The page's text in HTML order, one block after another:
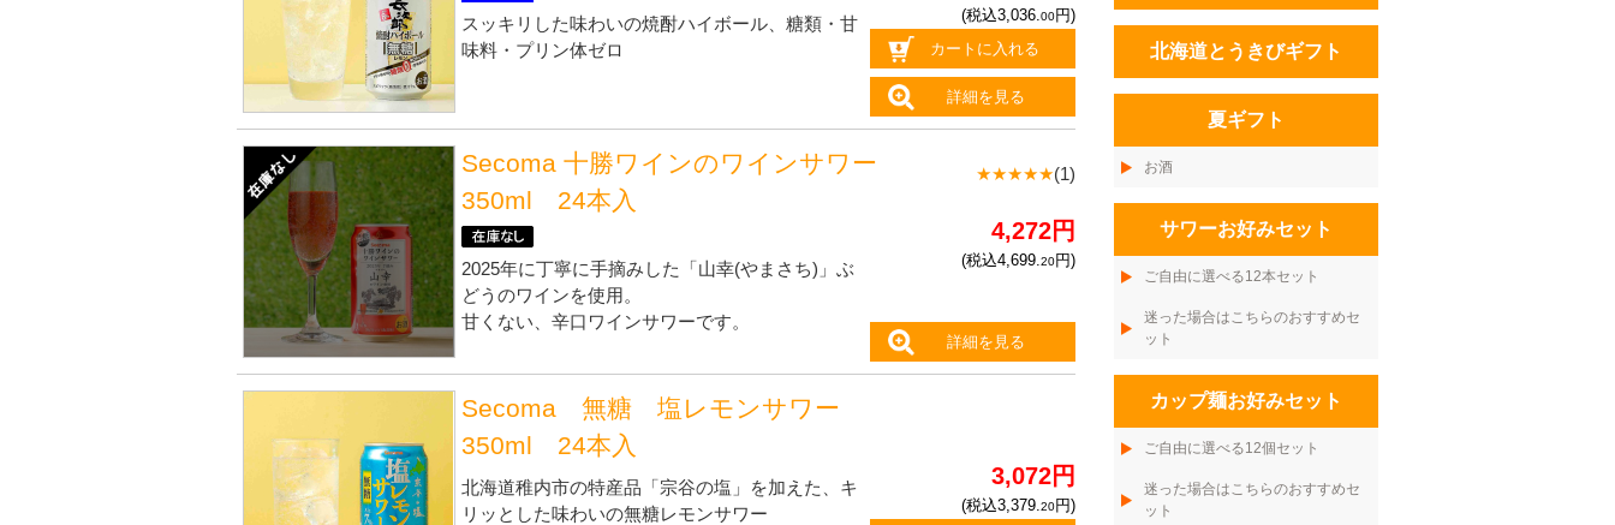
スッキリした味わいの焼酎ハイボール、糖類・甘
味料・プリン体ゼロ
(税込3,036. 00円)
カートに入れる
詳細を見る
Secoma 十勝ワインのワインサワー
350ml 24本入
2025年に丁寧に手摘みした「山幸(やまさち)」ぶ
どうのワインを使用。
甘くない、辛口ワインサワーです。
★★★★★(1)
4,272円
(税込4,699. 20円)
詳細を見る
Secoma 無糖 塩レモンサワー
350ml 24本入
北海道稚内市の特産品「宗谷の塩」を加えた、キ
リッとした味わいの無糖レモンサワー
3,072円
(税込3,379. 20円)
北海道とうきびギフト
夏ギフト
お酒
サワーお好みセット
ご自由に選べる12本セット
迷った場合はこちらのおすすめセ
ット
カップ麺お好みセット
ご自由に選べる12個セット
迷った場合はこちらのおすすめセ
ット